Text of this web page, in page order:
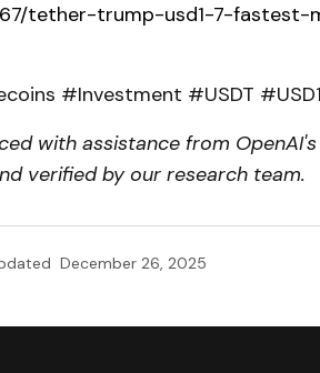
tether-trump-usd1-7-fastest-
#Investment #USDT
with assistance from
verified by our research team.
December 26, 2025